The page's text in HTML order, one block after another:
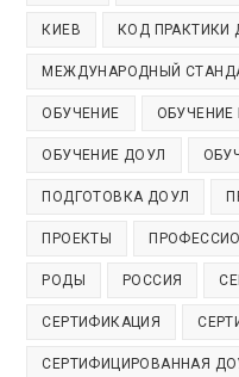
КИЕВ КОД ПРАКТИКИ
МЕЖДУНАРОДНЫЙ
ОБУЧЕНИЕ
ОБУЧЕНИЕ ДОУЛ
ПОДГОТОВКА ДОУЛ
ПРОЕКТЫ
РОДЫ РОССИЯ
СЕРТИФИКАЦИЯ
СЕРТИФИЦИРОВАННАЯ